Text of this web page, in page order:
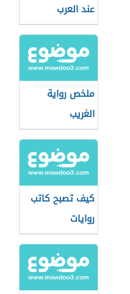
عند العرب
ملخص رواية
الغريب
كيف تصبح كاتب
روايات